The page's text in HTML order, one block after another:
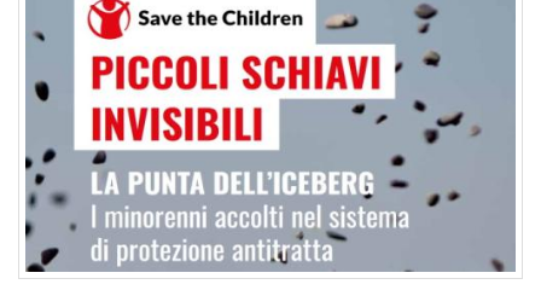
pr
l'infanzia
e
l'adolescenza